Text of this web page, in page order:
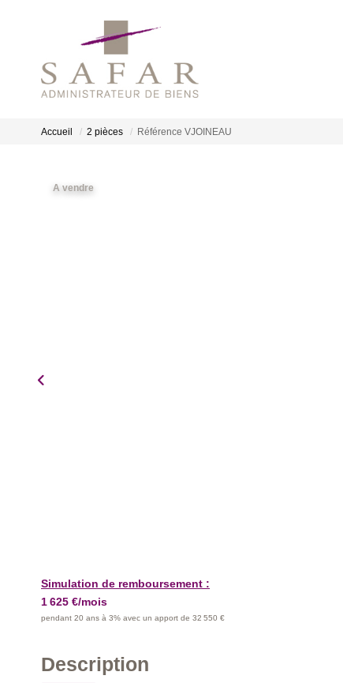
Accueil 2 pièces Référence VJOINEAU
A vendre
Simulation de remboursement :
1 625 €/mois
pendant 20 ans à 3% avec un apport de 32 550 €
Description